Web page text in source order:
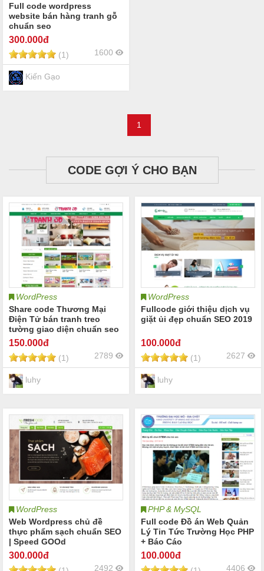
Full code wordpress
website bán hàng tranh gỗ
chuẩn seo
300.000đ
(1) 1600
Kiến Gạo
1
CODE GỢI Ý CHO BẠN
WordPress
Share code Thương Mại
Điện Tử bán tranh treo
tường giao diện chuẩn seo
150.000đ
(1) 2789
luhy
WordPress
Fullcode giới thiệu dịch vụ
giặt ủi đẹp chuẩn SEO 2019
100.000đ
(1) 2627
luhy
WordPress
Web Wordpress chủ đề
thực phẩm sạch chuẩn SEO
| Speed GOOd
300.000đ
2492
PHP & MySQL
Full code Đồ án Web Quản
Lý Tin Tức Trường Học PHP
+ Báo Cáo
100.000đ
4406